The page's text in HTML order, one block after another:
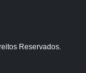
Reservados.